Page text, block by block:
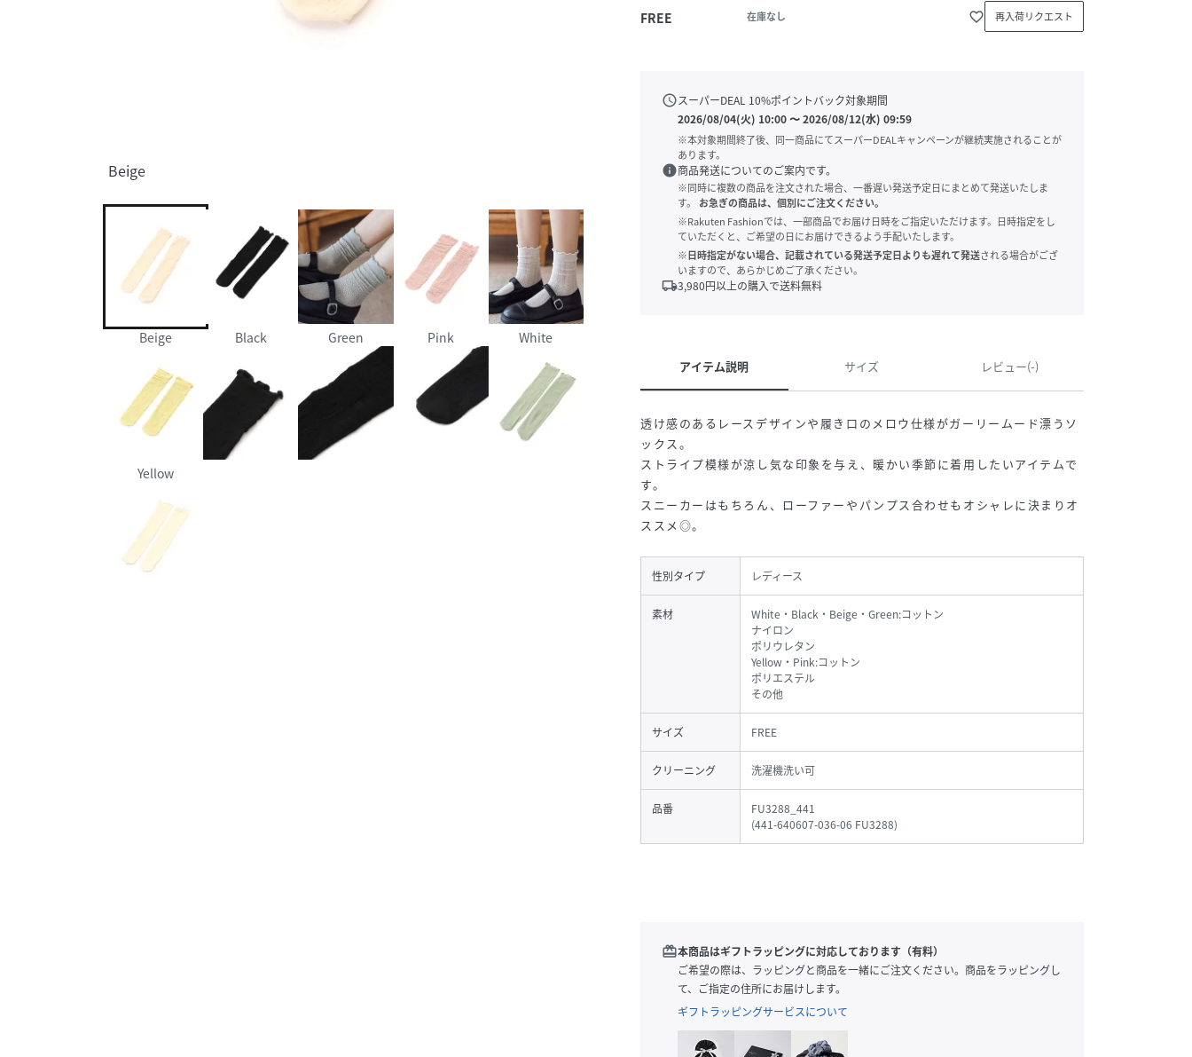
Beige
Beige Black Green Pink White
Yellow
FREE 在庫なし favorite_border 再入荷リクエスト
scheduleスーパーDEAL 10%ポイントバック対象期間
2026/08/04(火) 10:00〜2026/08/12(水) 09:59
※本対象期間終了後、同一商品にてスーパーDEALキャンペーンが継続実施されることが
あります。
info商品発送についてのご案内です。
※同時に複数の商品を注文された場合、一番遅い発送予定日にまとめて発送いたしま
す。
お急ぎの商品は、個別にご注文ください。
※Rakuten Fashionでは、一部商品でお届け日時をご指定いただけます。日時指定をし
ていただくと、ご希望の日にお届けできるよう手配いたします。
※日時指定がない場合、記載されている発送予定日よりも遅れて発送される場合がござ
いますので、あらかじめご了承ください。
local_shipping3,980円以上の購入で送料無料
アイテム説明 サイズ レビュー(-)
透け感のあるレースデザインや履き口のメロウ仕様がガーリームード漂うソ
ックス。
ストライプ模様が涼し気な印象を与え、暖かい季節に着用したいアイテムで
す。
スニーカーはもちろん、ローファーやパンプス合わせもオシャレに決まりオ
ススメ◎。
性別タイプ レディース
素材
White・Black・Beige・Green:コットン
ナイロン
ポリウレタン
Yellow・Pink:コットン
ポリエステル
その他
サイズ FREE
クリーニング 洗濯機洗い可
品番
FU3288_441
(441-640607-036-06 FU3288)
redeem本商品はギフトラッピングに対応しております（有料）
ご希望の際は、ラッピングと商品を一緒にご注文ください。商品をラッピングし
て、ご指定の住所にお届けします。
ギフトラッピングサービスについて